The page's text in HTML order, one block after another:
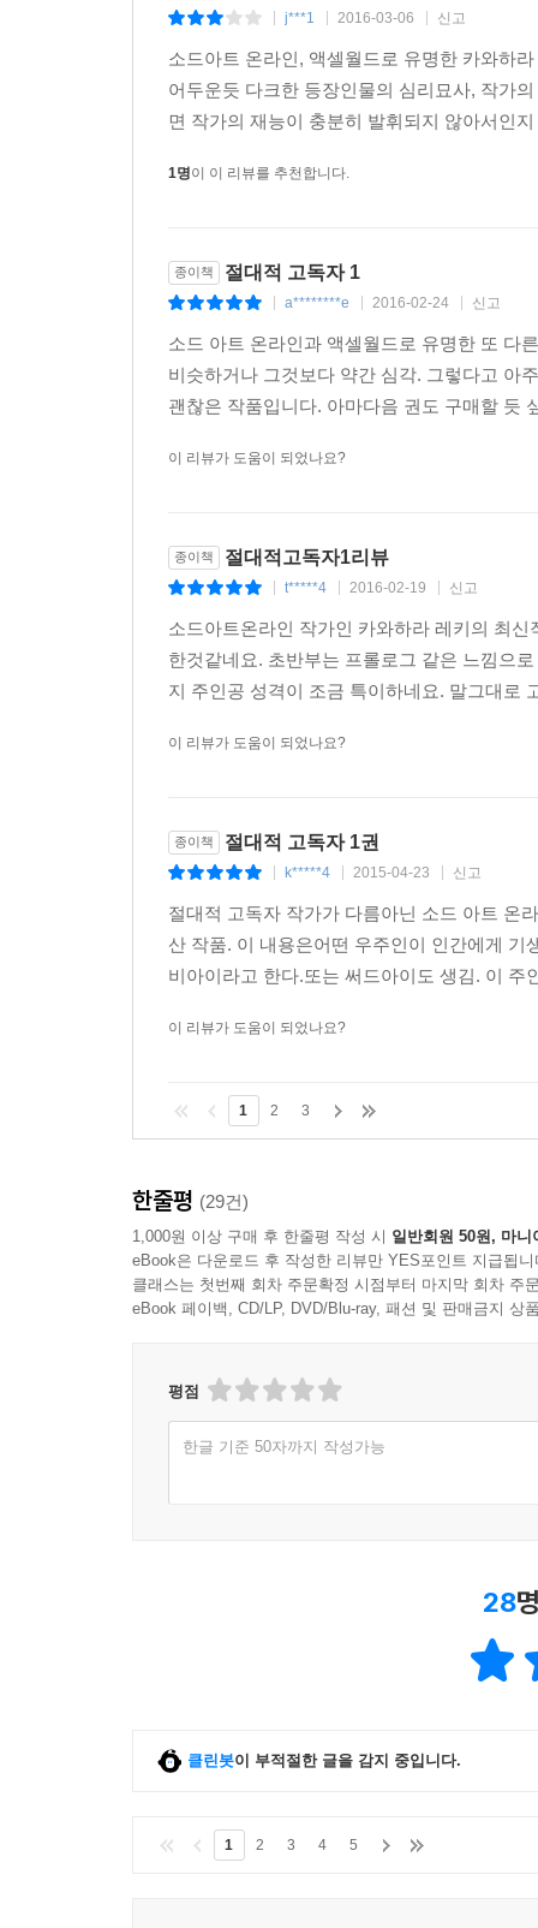
j***1 2016-03-06 신고
소드아트 온라인, 액셀월드로 유명한 카와하
어두운듯 다크한 등장인물의 심리묘사, 작가
면 작가의 재능이 충분히 발휘되지 않아서인
1명이 이 리뷰를 추천합니다.
종이책 절대적 고독자 1
a********e 2016-02-24 신고
소드 아트 온라인과 액셀월드로 유명한 또 다
비슷하거나 그것보다 약간 심각. 그렇다고 아
괜찮은 작품입니다. 아마다음 권도 구매할 듯
이 리뷰가 도움이 되었나요?
종이책 절대적고독자1리뷰
t*****4 2016-02-19 신고
소드아트온라인 작가인 카와하라 레키의 최
한것같네요. 초반부는 프롤로그 같은 느낌으
지 주인공 성격이 조금 특이하네요. 말그대로
이 리뷰가 도움이 되었나요?
종이책 절대적 고독자 1권
k*****4 2015-04-23 신고
절대적 고독자 작가가 다름아닌 소드 아트 온
산 작품. 이 내용은어떤 우주인이 인간에게
비아이라고 한다.또는 써드아이도 생김. 이
이 리뷰가 도움이 되었나요?
1 2 3
한줄평 (29건)
1,000원 이상 구매 후 한줄평 작성 시 일반회원 50원, 마니
eBook은 다운로드 후 작성한 리뷰만 YES포인트 지급됩니
클래스는 첫번째 회차 주문확정 시점부터 마지막 회차 주
eBook 페이백, CD/LP, DVD/Blu-ray, 패션 및 판매금지 상
평점
한글 기준 50자까지 작성가능
28
클린봇이 부적절한 글을 감지 중입니다.
1 2 3 4 5